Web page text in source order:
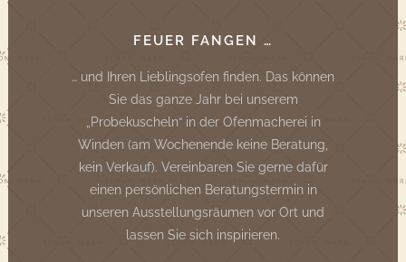
FEUER FANGEN …
… und Ihren Lieblingsofen finden. Das können
Sie das ganze Jahr bei unserem
„Probekuscheln“ in der Ofenmacherei in
Winden (am Wochenende keine Beratung,
kein Verkauf). Vereinbaren Sie gerne dafür
einen persönlichen Beratungstermin in
unseren Ausstellungsräumen vor Ort und
lassen Sie sich inspirieren.